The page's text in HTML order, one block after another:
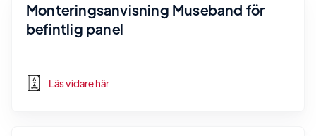
Monteringsanvisning Museband för
befintlig panel
Läs vidare här